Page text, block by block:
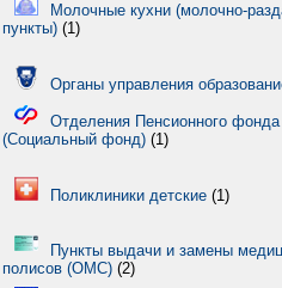
Молочные кухни (молочно-
пункты) (1)
Органы управления
Отделения Пенсионного
(Социальный фонд) (1)
Поликлиники детские (1)
Пункты выдачи и замены
полисов (ОМС) (2)